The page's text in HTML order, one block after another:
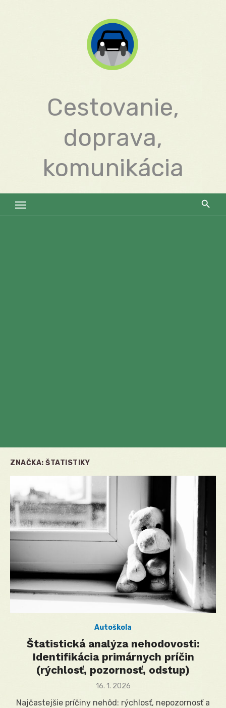
Cestovanie,
doprava,
komunikácia
ZNAČKA: ŠTATISTIKY
Autoškola
Štatistická analýza nehodovosti:
Identifikácia primárnych príčin
(rýchlosť, pozornosť, odstup)
Posted
16. 1. 2026
Najčastejšie príčiny nehôd: rýchlosť, nepozornosť a